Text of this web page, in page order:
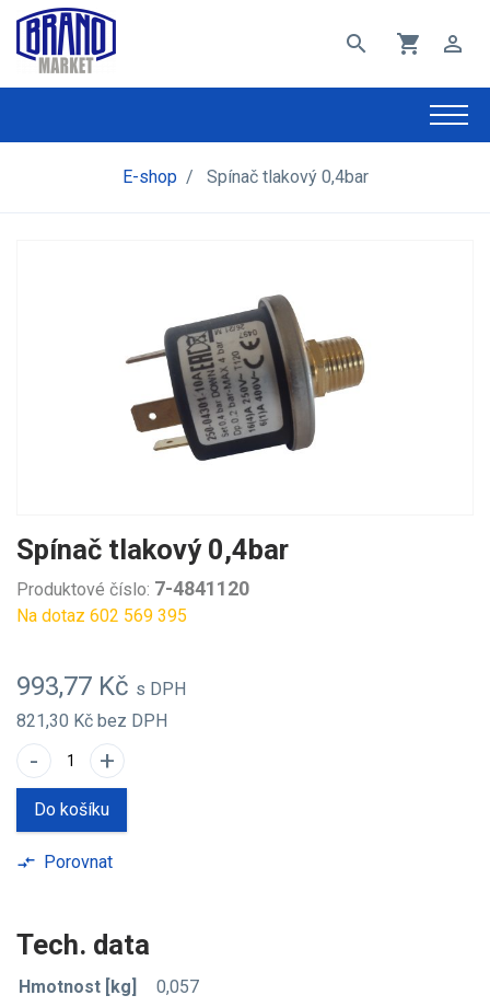
search shopping_cart perm_identity
E-shop / Spínač tlakový 0,4bar
Spínač tlakový 0,4bar
Produktové číslo: 7-4841120
Na dotaz 602 569 395
993,77 Kč s DPH
821,30 Kč bez DPH
- +
Do košíku
compare_arrows Porovnat
Tech. data
Hmotnost [kg] 0,057